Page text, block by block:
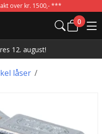
over kr. 1500,- ***
0
12. august!
/
låser